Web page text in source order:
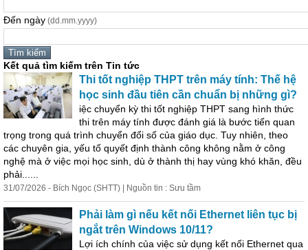
Đến ngày (dd.mm.yyyy)
Kết quả tìm kiếm trên Tin tức
Thi tốt nghiệp THPT trên máy tính: Thế hệ
học sinh đầu tiên cần chuẩn bị những gì?
iệc chuyển kỳ thi tốt nghiệp THPT sang hình thức
thi trên máy tính được đánh giá là bước tiến quan
trọng trong quá trình chuyển đổi số của giáo dục. Tuy nhiên, theo
các chuyên gia, yếu tố quyết định thành công không nằm ở công
nghệ mà ở việc mọi học sinh, dù ở thành thị hay vùng khó khăn, đều
phải......
31/07/2026 - Bích Ngọc (SHTT) | Nguồn tin : Sưu tầm
Phải làm gì nếu kết nối Ethernet liên tục bị
ngắt trên Windows 10/11?
Lợi ích chính của việc sử dụng kết nối Ethernet qua